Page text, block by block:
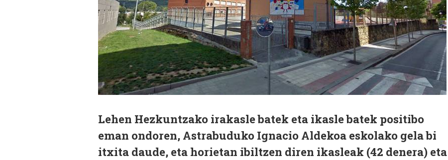
Lehen Hezkuntzako irakasle batek eta ikasle batek positibo
eman ondoren, Astrabuduko Ignacio Aldekoa eskolako gela bi
itxita daude, eta horietan ibiltzen diren ikasleak (42 denera) eta